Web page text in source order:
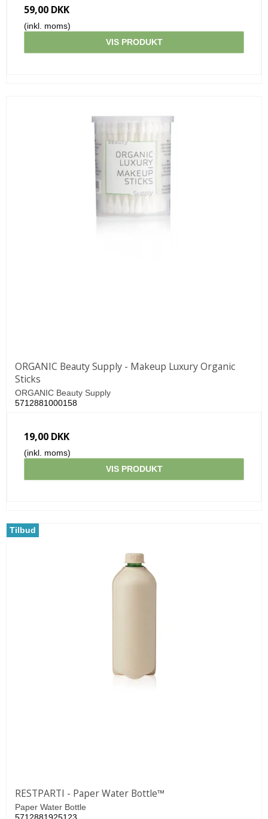
59,00 DKK
(inkl. moms)
VIS PRODUKT
ORGANIC Beauty Supply - Makeup Luxury Organic
Sticks
ORGANIC Beauty Supply
5712881000158
19,00 DKK
(inkl. moms)
VIS PRODUKT
Tilbud
RESTPARTI - Paper Water Bottle™
Paper Water Bottle